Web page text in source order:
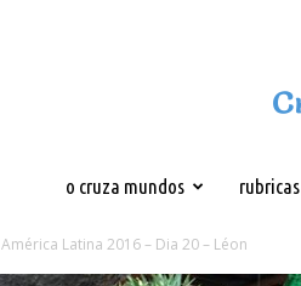
o cruza mundos rubricas
América Latina 2016 – Dia 20 – Léon